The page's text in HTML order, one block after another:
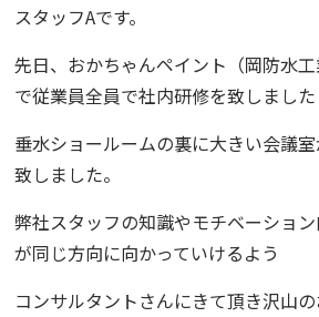
スタッフAです。
先日、 おかちゃんペイント （岡防水
で従業員全員で社内研修を致しました
垂水ショールームの裏に大きい会議
致しました。
弊社スタッフの知識やモチベーショ
が同じ方向に向かっていけるよう
コンサルタントさんにきて頂き沢山